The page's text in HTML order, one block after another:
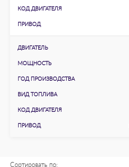
КОД ДВИГАТЕЛЯ
ПРИВОД
ДВИГАТЕЛЬ
МОЩНОСТЬ
ГОД ПРОИЗВОДСТВА
ВИД ТОПЛИВА
КОД ДВИГАТЕЛЯ
ПРИВОД
Сортировать по: